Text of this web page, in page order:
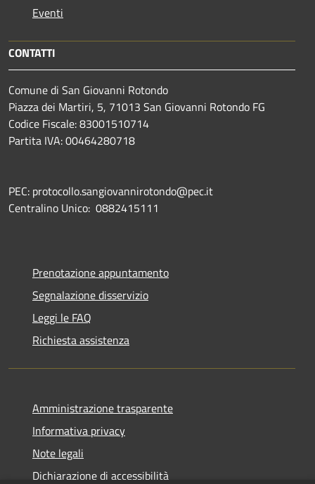
Eventi
CONTATTI
Comune di San Giovanni Rotondo
Piazza dei Martiri, 5, 71013 San Giovanni Rotondo FG
Codice Fiscale: 83001510714
Partita IVA: 00464280718
PEC: protocollo.sangiovannirotondo@pec.it
Centralino Unico: 0882415111
Prenotazione appuntamento
Segnalazione disservizio
Leggi le FAQ
Richiesta assistenza
Amministrazione trasparente
Informativa privacy
Note legali
Dichiarazione di accessibilità